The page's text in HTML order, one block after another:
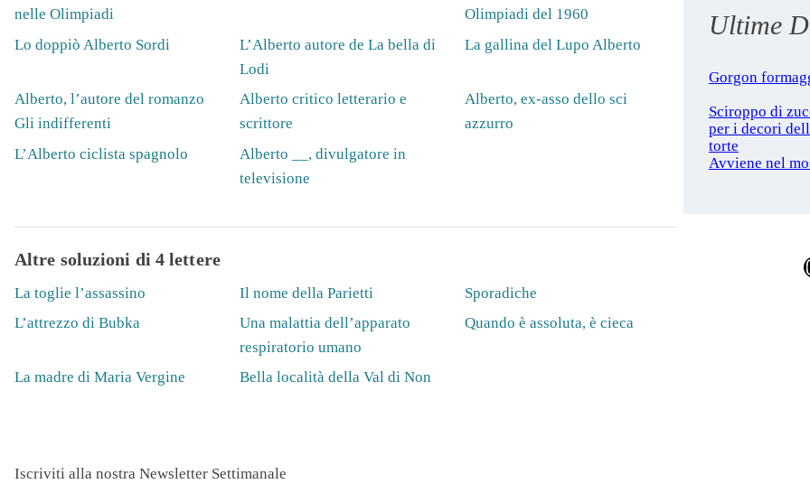
nelle Olimpiadi
Olimpiadi del 1960
Lo doppiò Alberto Sordi
L’Alberto autore de La bella di
Lodi
La gallina del Lupo Alberto
Alberto, l’autore del romanzo
Gli indifferenti
Alberto critico letterario e
scrittore
Alberto, ex-asso dello sci
azzurro
L’Alberto ciclista spagnolo
Alberto __, divulgatore in
televisione
Altre soluzioni di 4 lettere
La toglie l’assassino Il nome della Parietti
Sporadiche
L’attrezzo di Bubka
Una malattia dell’apparato
respiratorio umano
Quando è assoluta, è cieca
La madre di Maria Vergine Bella località della Val di Non
Iscriviti alla nostra Newsletter Settimanale
Ultime
Gorgon
Sciroppo di
per i decori
torte
Avviene nel